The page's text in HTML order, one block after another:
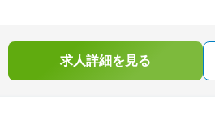
求人詳細を見る